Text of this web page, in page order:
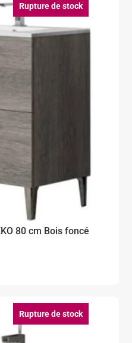
Rupture de stock
80 cm Bois foncé
Rupture de stock